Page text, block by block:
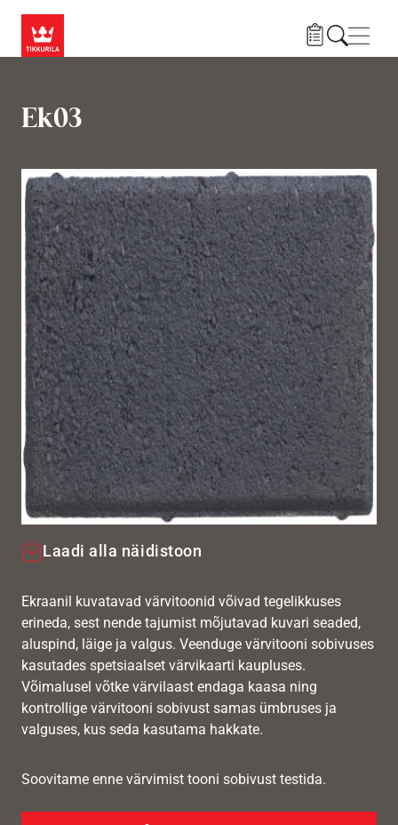
Ek03
Laadi alla näidistoon
Ekraanil kuvatavad värvitoonid võivad tegelikkuses
erineda, sest nende tajumist mõjutavad kuvari seaded,
aluspind, läige ja valgus. Veenduge värvitooni sobivuses
kasutades spetsiaalset värvikaarti kaupluses.
Võimalusel võtke värvilaast endaga kaasa ning
kontrollige värvitooni sobivust samas ümbruses ja
valguses, kus seda kasutama hakkate.
Soovitame enne värvimist tooni sobivust testida.